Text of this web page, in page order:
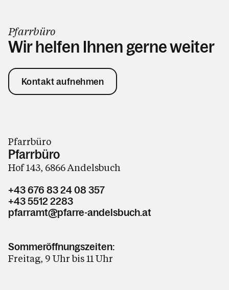
Pfarrbüro
Wir helfen Ihnen gerne weiter
Kontakt aufnehmen
Pfarrbüro
Pfarrbüro
Hof 143, 6866 Andelsbuch
+43 676 83 24 08 357
+43 5512 2283
pfarramt@pfarre-andelsbuch.at
Sommeröffnungszeiten:
Freitag, 9 Uhr bis 11 Uhr